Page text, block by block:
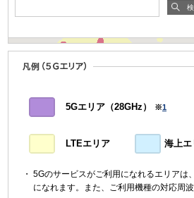
5Gエリア（28GHz） ※1
LTEエリア 海上エ
5Gのサービスがご利用になれるエリアは
になれます。また、ご利用機種の対応周